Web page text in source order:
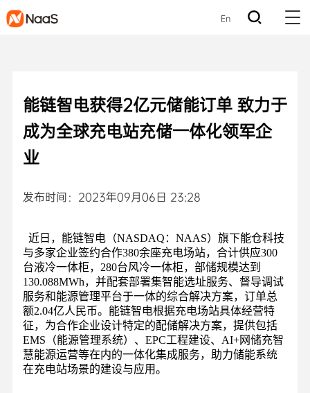
En
能链智电获得2亿元储能订单 致力于
成为全球充电站充储一体化领军企
业
发布时间：2023年09月06日 23:28
近日，能链智电（NASDAQ：NAAS）旗下能仓科技
与多家企业签约合作380余座充电场站，合计供应300
台液冷一体柜，280台风冷一体柜，部储规模达到
130.088MWh，并配套部署集智能选址服务、督导调试
服务和能源管理平台于一体的综合解决方案，订单总
额2.04亿人民币。能链智电根据充电场站具体经营特
征，为合作企业设计特定的配储解决方案，提供包括
EMS（能源管理系统）、EPC工程建设、AI+网储充智
慧能源运营等在内的一体化集成服务，助力储能系统
在充电站场景的建设与应用。